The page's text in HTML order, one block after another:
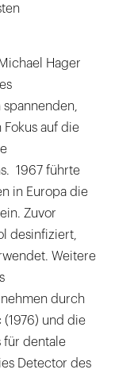
Hager
Fokus auf die
1967 führte
in Europa die
Zuvor
desinfiziert,
Weitere
durch
und die
für dentale
Detector des